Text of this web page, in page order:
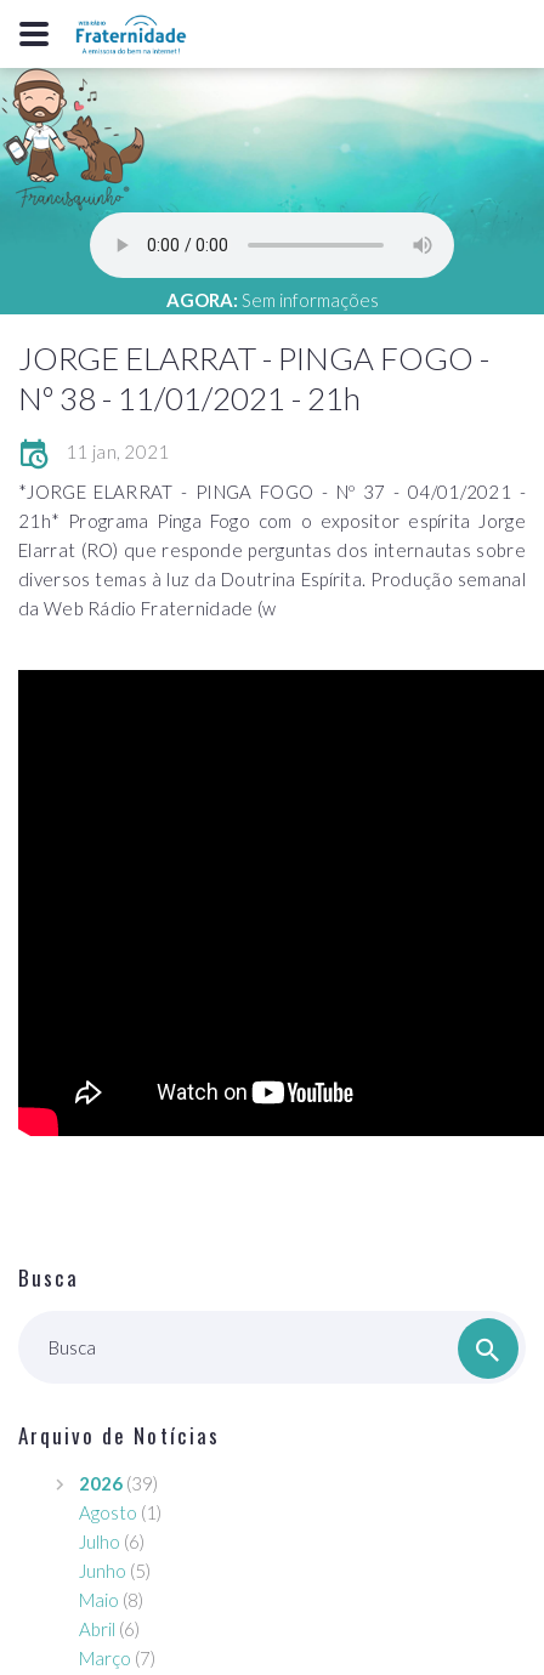
AGORA: Sem informações
JORGE ELARRAT - PINGA FOGO -
Nº 38 - 11/01/2021 - 21h
11 jan, 2021
*JORGE ELARRAT - PINGA FOGO - Nº 37 - 04/01/2021 -
21h* Programa Pinga Fogo com o expositor espírita Jorge
Elarrat (RO) que responde perguntas dos internautas sobre
diversos temas à luz da Doutrina Espírita. Produção semanal
da Web Rádio Fraternidade (w
Busca
Busca
Arquivo de Notícias
2026 (39)
Agosto (1)
Julho (6)
Junho (5)
Maio (8)
Abril (6)
Março (7)